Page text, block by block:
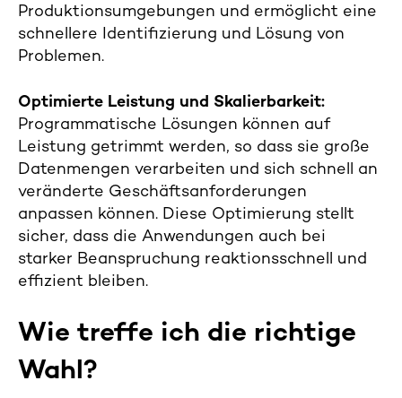
Produktionsumgebungen und ermöglicht eine
schnellere Identifizierung und Lösung von
Problemen.
Optimierte Leistung und Skalierbarkeit:
Programmatische Lösungen können auf
Leistung getrimmt werden, so dass sie große
Datenmengen verarbeiten und sich schnell an
veränderte Geschäftsanforderungen
anpassen können. Diese Optimierung stellt
sicher, dass die Anwendungen auch bei
starker Beanspruchung reaktionsschnell und
effizient bleiben.
Wie treffe ich die richtige
Wahl?